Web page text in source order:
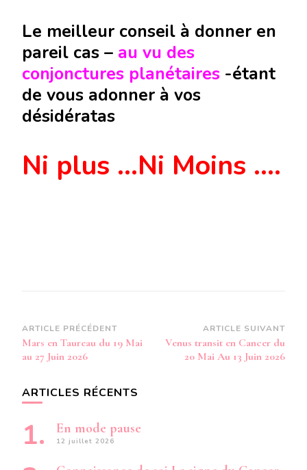
Le meilleur conseil à donner en
pareil cas – au vu des
conjonctures planétaires -étant
de vous adonner à vos
désidératas
Ni plus …Ni Moins ….
Navigation
d’article
ARTICLE PRÉCÉDENT
Mars en Taureau du 19 Mai
au 27 Juin 2026
ARTICLE SUIVANT
Venus transit en Cancer du
20 Mai Au 13 Juin 2026
ARTICLES RÉCENTS
En mode pause
12 juillet 2026